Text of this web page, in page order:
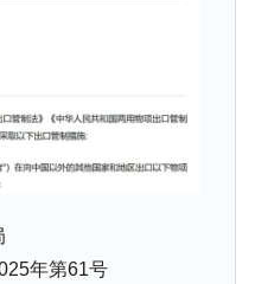
だってば。
レバレッジETFの清算は
団』株価暴落で200兆蒸
-ブランドを通報しようキ
した」⇒ 耐久性「なさす
年第61号